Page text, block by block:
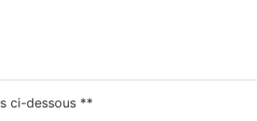
ci-dessous **